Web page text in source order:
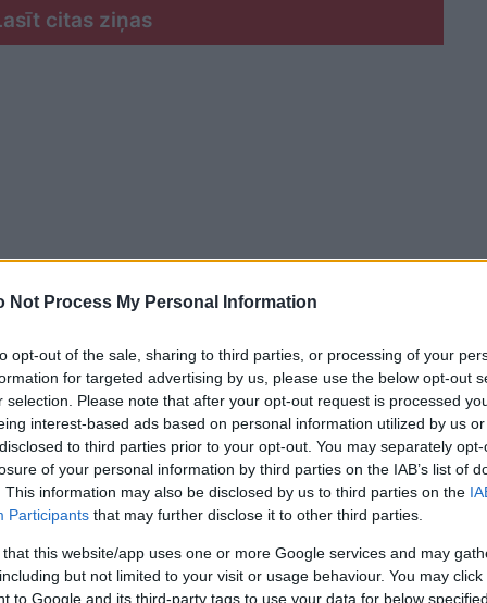
Not Process My Personal Information
opt-out of the sale, sharing to third parties, or processing of your
for targeted advertising by us, please use the below opt-out
selection. Please note that after your opt-out request is processed
interest-based ads based on personal information utilized by us
to third parties prior to your opt-out. You may separately
of your personal information by third parties on the IAB’s list of
This information may also be disclosed by us to third parties on the
Participants that may further disclose it to other third parties.
that this website/app uses one or more Google services and may
but not limited to your visit or usage behaviour. You may
to Google and its third-party tags to use your data for below
citas ziņas
video, kurā redzams, kā ungāru politiķis
deju prasmes, svinot opozīcijas uzvaru
Viktora Orbāna līdzgaitnieks un